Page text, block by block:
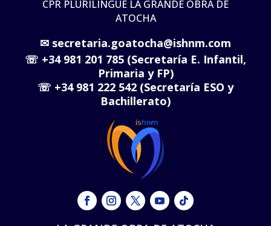
CPR PLURILINGÜE LA GRANDE OBRA DE
ATOCHA
✉ secretaria.goatocha@ishnm.com
☏ +34 981 201 785 (Secretaría E. Infantil,
Primaria y FP)
☏ +34 981 222 542 (Secretaría ESO y
Bachillerato)